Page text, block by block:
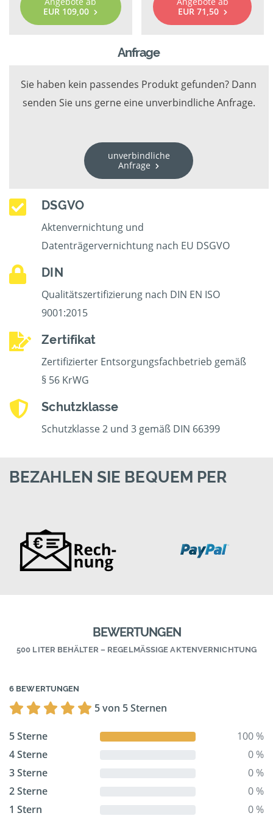
EUR 109,00
EUR 71,50
Anfrage
Sie haben kein passendes Produkt gefunden? Dann
senden Sie uns gerne eine unverbindliche Anfrage.
unverbindliche
Anfrage
DSGVO
Aktenvernichtung und
Datenträgervernichtung nach EU DSGVO
DIN
Qualitätszertifizierung nach DIN EN ISO
9001:2015
Zertifikat
Zertifizierter Entsorgungsfachbetrieb gemäß
§ 56 KrWG
Schutzklasse
Schutzklasse 2 und 3 gemäß DIN 66399
BEZAHLEN SIE BEQUEM PER
BEWERTUNGEN
500 LITER BEHÄLTER – REGELMÄSSIGE AKTENVERNICHTUNG
6 BEWERTUNGEN
5 von 5 Sternen
5 Sterne
100 %
4 Sterne
0 %
3 Sterne
0 %
2 Sterne
0 %
1 Stern
0 %